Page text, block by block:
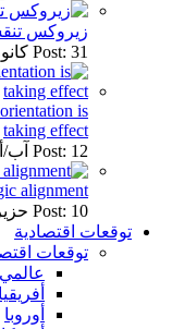
زيروكس
Post: 31 كانون2/يناير 2016
is
taking effect
Post: 12 آب/أغسطس 2015
alignment
Post: 10 حزيران/يونيو 2015
توقعات اقتصادية
توقعات
عالمي
أفريقيا
أوروبا